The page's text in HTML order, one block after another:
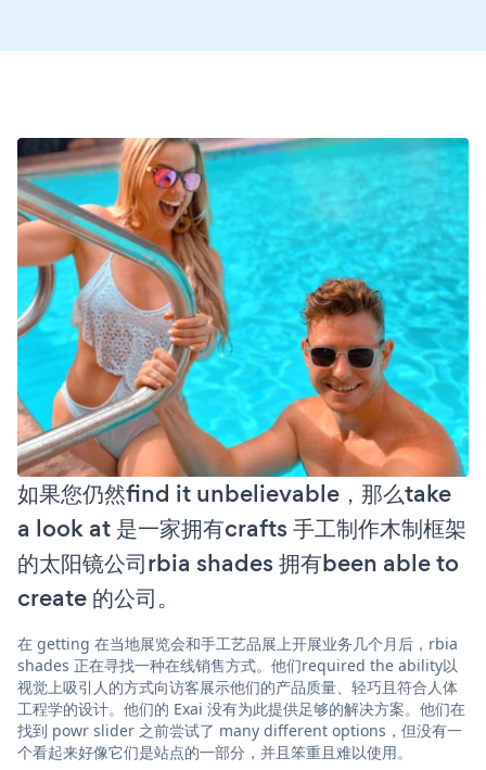
如果您仍然find it unbelievable，那么take
a look at 是一家拥有crafts 手工制作木制框架
的太阳镜公司rbia shades 拥有been able to
create 的公司。
在 getting 在当地展览会和手工艺品展上开展业务几个月后，rbia
shades 正在寻找一种在线销售方式。他们required the ability以
视觉上吸引人的方式向访客展示他们的产品质量、轻巧且符合人体
工程学的设计。他们的 Exai 没有为此提供足够的解决方案。他们在
找到 powr slider 之前尝试了 many different options，但没有一
个看起来好像它们是站点的一部分，并且笨重且难以使用。